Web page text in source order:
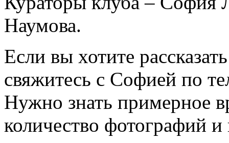
Наумова.
Если вы хотите
свяжитесь с Софией по
Нужно знать примерное
количество фотографий и